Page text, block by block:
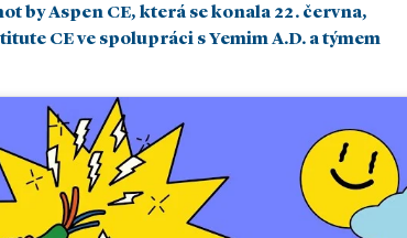
Aspen CE, která se konala 22. června,
CE ve spolupráci s Yemim A.D. a týmem